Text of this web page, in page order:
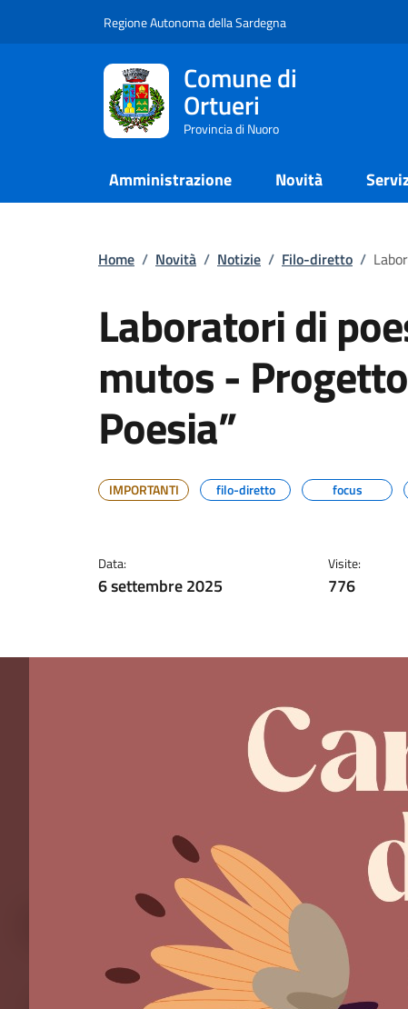
Regione Autonoma della Sardegna
Comune di
Ortueri
Provincia di Nuoro
Amministrazione Novità
Home / Novità / Notizie / Filo-diretto /
Laboratori di
mutos -
Poesia”
IMPORTANTI filo-diretto focus
Data:
6 settembre 2025
Visite:
776